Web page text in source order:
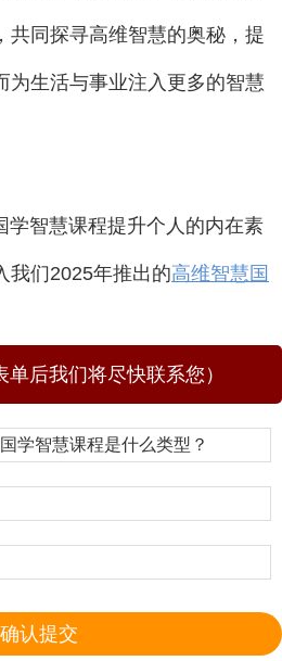
共同探寻高维智慧的奥秘，提
为生活与事业注入更多的智慧
学智慧课程提升个人的内在素
我们2025年推出的高维智慧国
后我们将尽快联系您）